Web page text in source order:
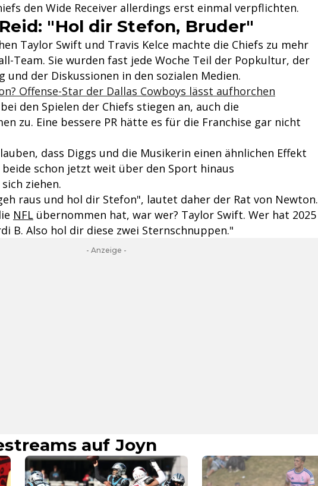
den Wide Receiver allerdings erst einmal verpflichten.
"Hol dir Stefon, Bruder"
Taylor Swift und Travis Kelce machte die Chiefs zu mehr
Team. Sie wurden fast jede Woche Teil der Popkultur, der
der Diskussionen in den sozialen Medien.
Offense-Star der Dallas Cowboys lässt aufhorchen
den Spielen der Chiefs stiegen an, auch die
zu. Eine bessere PR hätte es für die Franchise gar nicht
dass Diggs und die Musikerin einen ähnlichen Effekt
schon jetzt weit über den Sport hinaus
ziehen.
raus und hol dir Stefon", lautet daher der Rat von Newton.
NFL übernommen hat, war wer? Taylor Swift. Wer hat 2025
B. Also hol dir diese zwei Sternschnuppen."
- Anzeige -
auf Joyn